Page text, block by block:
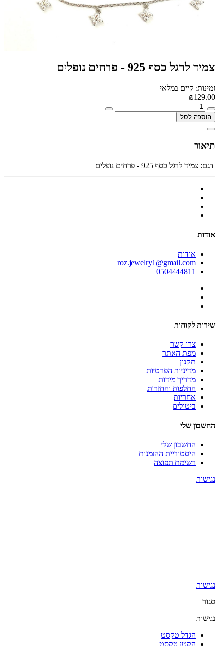
צמיד לרגל כסף 925 - פרחים נופלים
זמינות: קיים במלאי
₪129.00
הוספה לסל
תיאור
דגם: צמיד לרגל כסף 925 - פרחים נופלים
אודות
אודות
roz.jewelry1@gmail.com
0504444811
שירות לקוחות
צרו קשר
מפת האתר
תקנון
מדיניות הפרטיות
מדריך מידות
החלפות והחזרות
אחריות
ביטולים
החשבון שלי
החשבון שלי
היסטוריית ההזמנות
רשימת תפוצה
נגישות
נגישות
סגור
נגישות
הגדל טקסט
הקטן טקסט